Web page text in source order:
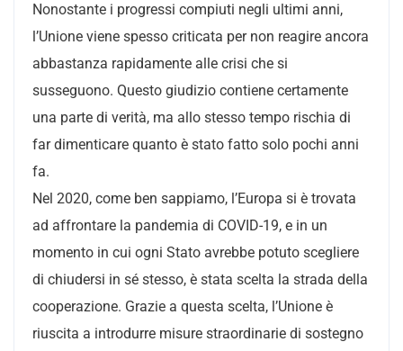
Nonostante i progressi compiuti negli ultimi anni,
l’Unione viene spesso criticata per non reagire ancora
abbastanza rapidamente alle crisi che si
susseguono. Questo giudizio contiene certamente
una parte di verità, ma allo stesso tempo rischia di
far dimenticare quanto è stato fatto solo pochi anni
fa.
Nel 2020, come ben sappiamo, l’Europa si è trovata
ad affrontare la pandemia di COVID-19, e in un
momento in cui ogni Stato avrebbe potuto scegliere
di chiudersi in sé stesso, è stata scelta la strada della
cooperazione. Grazie a questa scelta, l’Unione è
riuscita a introdurre misure straordinarie di sostegno